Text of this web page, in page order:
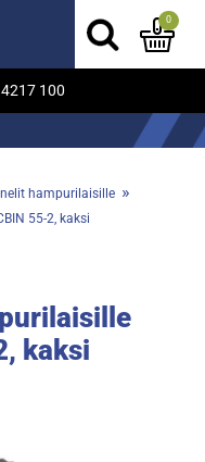
100
0
hampurilaisille »
55-2, kaksi
kaksi